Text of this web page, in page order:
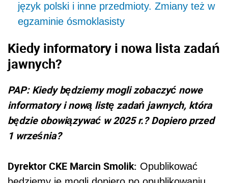
język polski i inne przedmioty. Zmiany też w
egzaminie ósmoklasisty
Kiedy informatory i nowa lista zadań
jawnych?
PAP: Kiedy będziemy mogli zobaczyć nowe
informatory i nową listę zadań jawnych, która
będzie obowiązywać w 2025 r.? Dopiero przed
1 września?
Dyrektor CKE Marcin Smolik: Opublikować